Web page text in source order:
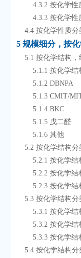
4.3.2
4.3.3
4.4 按化学性
5 规模细分，按
5.1 按化学结构
5.1.1
        5.1.2 DBNPA
5.1.3 CMIT/
        5.1.4 BKC
        5.1.5 戊二醛
        5.1.6 其他
5.2 按化学结
5.2.1
5.2.2
5.2.3
5.3 按化学结
5.3.1
5.3.2
5.3.3
5.4 按化学结